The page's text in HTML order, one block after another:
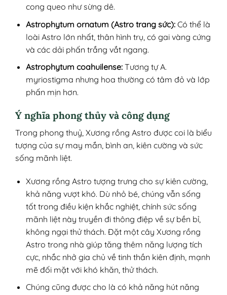
cong queo như sừng dê.
Astrophytum ornatum (Astro trang sức): Có thể là
loài Astro lớn nhất, thân hình trụ, có gai vàng cứng
và các dải phấn trắng vắt ngang.
Astrophytum coahuilense: Tương tự A.
myriostigma nhưng hoa thường có tâm đỏ và lớp
phấn mịn hơn.
Ý nghĩa phong thủy và công dụng
Trong phong thuỷ, Xương rồng Astro được coi là biểu
tượng của sự may mắn, bình an, kiên cường và sức
sống mãnh liệt.
Xương rồng Astro tượng trưng cho sự kiên cường,
khả năng vượt khó. Dù nhỏ bé, chúng vẫn sống
tốt trong điều kiện khắc nghiệt, chính sức sống
mãnh liệt này truyền đi thông điệp về sự bền bỉ,
không ngại thử thách. Đặt một cây Xương rồng
Astro trong nhà giúp tăng thêm năng lượng tích
cực, nhắc nhở gia chủ về tinh thần kiên định, mạnh
mẽ đối mặt với khó khăn, thử thách.
Chúng cũng được cho là có khả năng hút năng